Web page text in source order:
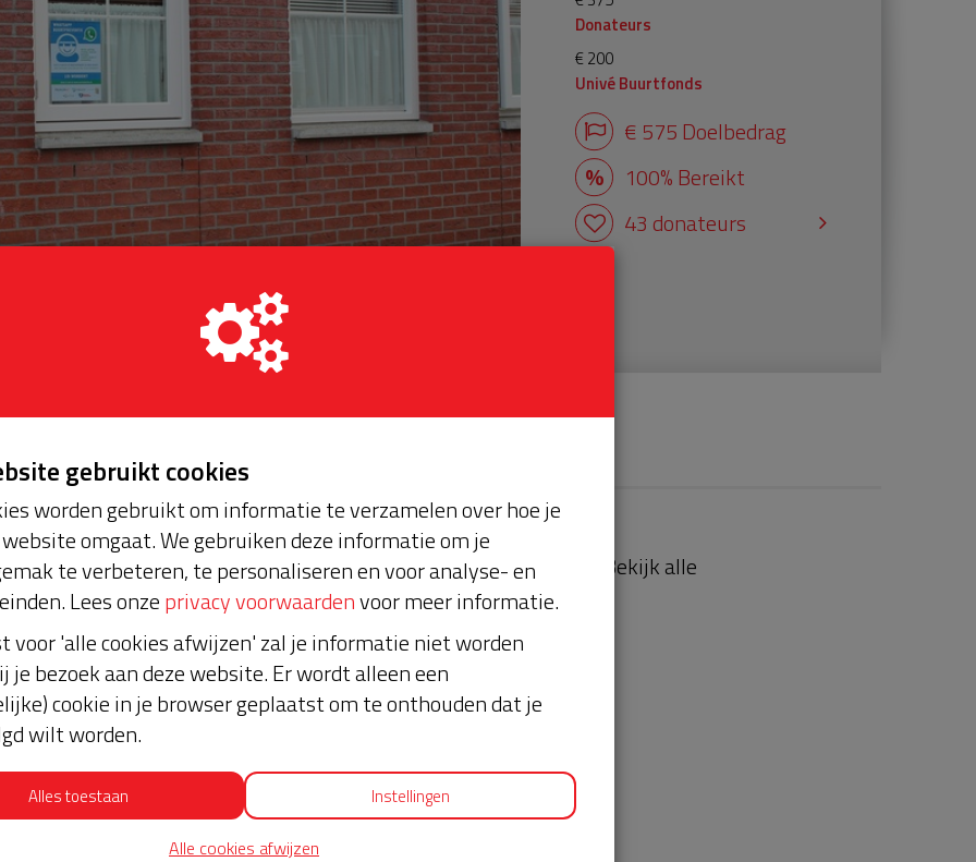
Donateurs
€ 200
Univé Buurtfonds
€ 575 Doelbedrag
100% Bereikt
43 donateurs
bijna en moet
blijft. Help je mee?
Laatste donaties Bekijk alle
€ 5
Anoniem
12-09-2023 | 20:38
€ 10
Alke
11-09-2023 | 10:14
gebruikt cookies
worden gebruikt om informatie te verzamelen over hoe je
omgaat. We gebruiken deze informatie om je
te verbeteren, te personaliseren en voor analyse- en
Lees onzeprivacy voorwaardenvoor meer informatie.
voor 'alle cookies afwijzen' zal je informatie niet worden
je bezoek aan deze website. Er wordt alleen een
cookie in je browser geplaatst om te onthouden dat je
wilt worden.
Alles toestaan Instellingen
Alle cookies afwijzen